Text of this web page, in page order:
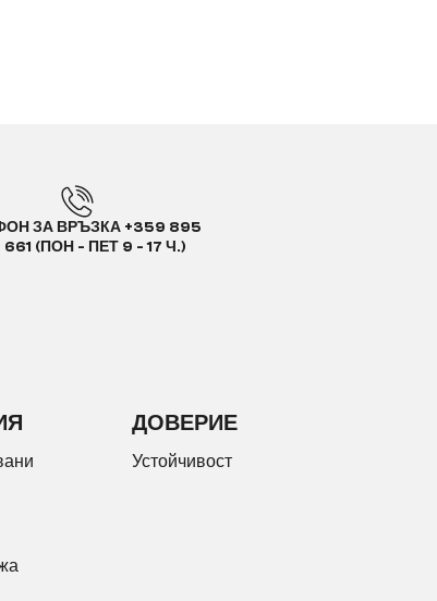
ЗА ВРЪЗКА +359 895
(ПОН - ПЕТ 9 - 17 Ч.)
ДОВЕРИЕ
Устойчивост